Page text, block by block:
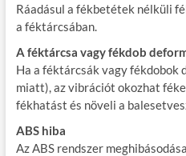
Ráadásul a fékbetétek nélküli
a féktárcsában.
A féktárcsa vagy fékdob
Ha a féktárcsák vagy fékdobok
miatt), az vibrációt okozhat
fékhatást és növeli a
ABS hiba
Az ABS rendszer